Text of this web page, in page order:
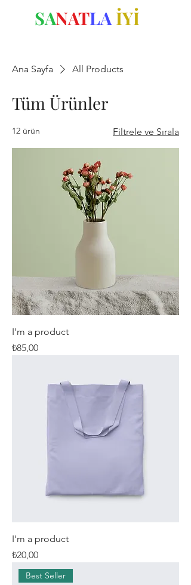
SANATLA İYİ
Ana Sayfa All Products
Tüm Ürünler
12 ürün Filtrele ve Sırala
I'm a product
Fiyat
₺85,00
I'm a product
Fiyat
₺20,00
Best Seller